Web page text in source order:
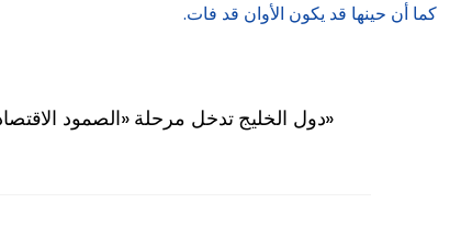
كما أن حينها قد يكون الأوان قد فات.
دول الخليج تدخل مرحلة «الصمود الاقتصادي»